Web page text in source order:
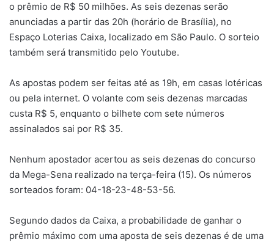
o prêmio de R$ 50 milhões. As seis dezenas serão
anunciadas a partir das 20h (horário de Brasília), no
Espaço Loterias Caixa, localizado em São Paulo. O sorteio
também será transmitido pelo Youtube.
As apostas podem ser feitas até as 19h, em casas lotéricas
ou pela internet. O volante com seis dezenas marcadas
custa R$ 5, enquanto o bilhete com sete números
assinalados sai por R$ 35.
Nenhum apostador acertou as seis dezenas do concurso
da Mega-Sena realizado na terça-feira (15). Os números
sorteados foram: 04-18-23-48-53-56.
Segundo dados da Caixa, a probabilidade de ganhar o
prêmio máximo com uma aposta de seis dezenas é de uma